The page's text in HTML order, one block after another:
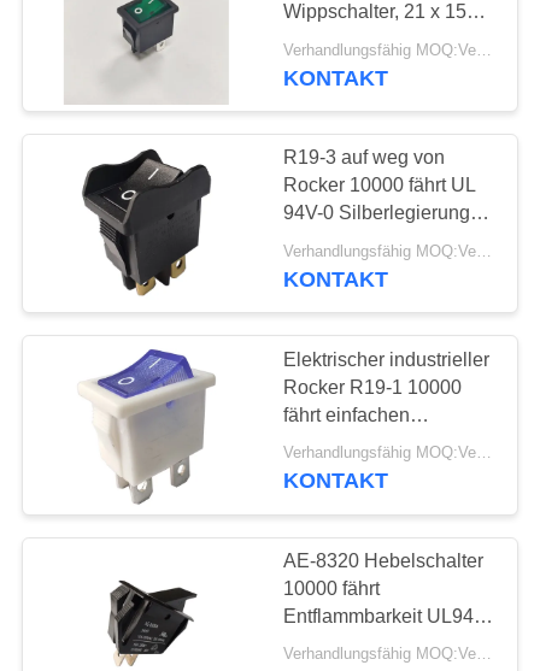
NACHRICHTEN
FÄLLE
SITEMAP
PRIVACY
POLICY
Thermoschalter
ksd301
58
Wippenschalter
Druckknopf-
elektrischer Schalter
24
Wippschalter, 21 x 15
mm, 10.000 elektrische
Zyklen, 6 A 250 V
KONTAKT
R19-3 auf weg von
Rocker 10000 fährt UL
94V-0 Silberlegierungs-
Kontakt-
Feuerwiderstandsklasse
Verhandlungsfähig MOQ:Verhandelbar
KONTAKT
Elektrischer industrieller
Rocker R19-1 10000
fährt einfachen
Installations-Vertrags-
Widerstand <20mΩ rad
Verhandlungsfähig MOQ:Verhandelbar
KONTAKT
AE-8320 Hebelschalter
10000 fährt
Entflammbarkeit UL94V-
2 des Vertrags-
Verhandlungsfähig MOQ:Verhandelbar